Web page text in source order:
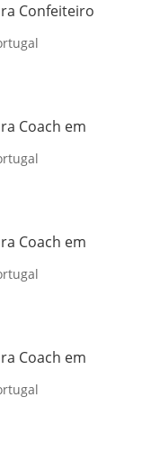
Confeiteiro
Coach em
Coach em
Coach em